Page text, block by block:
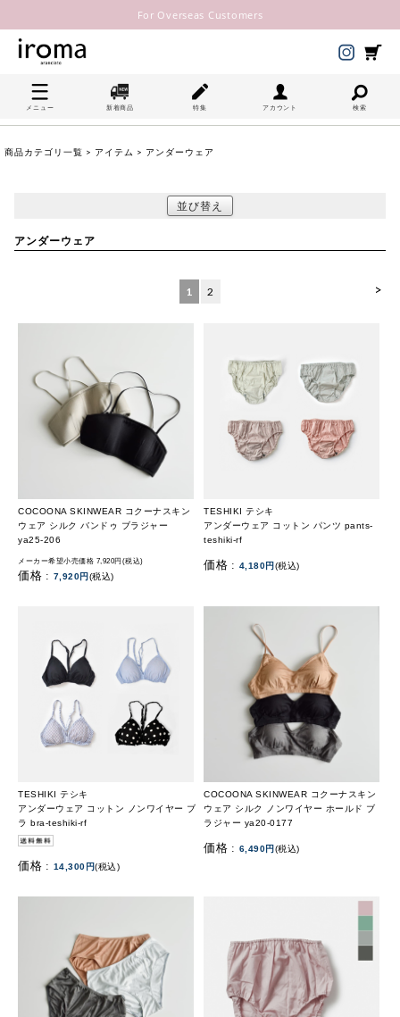
For Overseas Customers
メニュー 新着商品 特集 アカウント 検索
商品カテゴリ一覧 > アイテム > アンダーウェア
並び替え
アンダーウェア
>
1 2
COCOONA SKINWEAR コクーナスキン
ウェア シルク バンドゥ ブラジャー
ya25-206
メーカー希望小売価格 7,920円(税込)
価格 : 7,920円(税込)
TESHIKI テシキ
アンダーウェア コットン パンツ pants-
teshiki-rf
価格 : 4,180円(税込)
TESHIKI テシキ
アンダーウェア コットン ノンワイヤー ブ
ラ bra-teshiki-rf
価格 : 14,300円(税込)
COCOONA SKINWEAR コクーナスキン
ウェア シルク ノンワイヤー ホールド ブ
ラジャー ya20-0177
価格 : 6,490円(税込)